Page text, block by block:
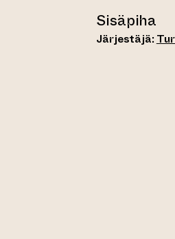
Sisäpiha
Järjestäjä: